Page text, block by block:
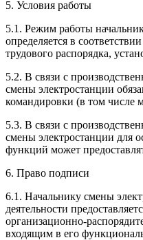
5. Условия работы
5.1. Режим работы
определяется в
трудового распорядка,
5.2. В связи с
смены электростанции
командировки (в том числе
5.3. В связи с
смены электростанции для
функций может
6. Право подписи
6.1. Начальнику смены
деятельности
организационно-
входящим в его